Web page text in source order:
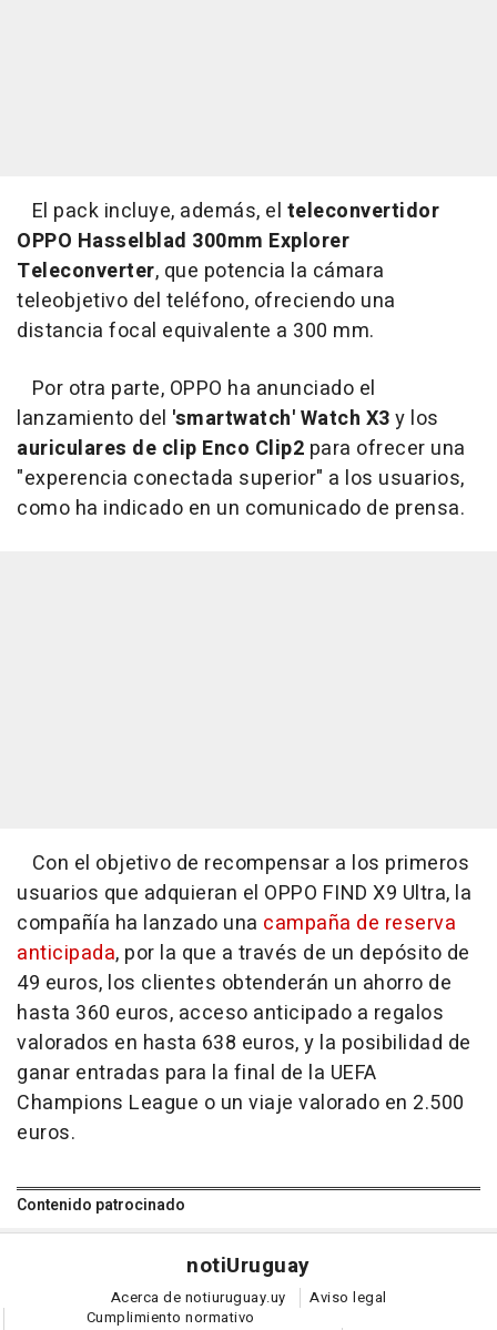
El pack incluye, además, el teleconvertidor
OPPO Hasselblad 300mm Explorer
Teleconverter, que potencia la cámara
teleobjetivo del teléfono, ofreciendo una
distancia focal equivalente a 300 mm.
Por otra parte, OPPO ha anunciado el
lanzamiento del 'smartwatch' Watch X3y los
auriculares de clip Enco Clip2 para ofrecer una
"experencia conectada superior" a los usuarios,
como ha indicado en un comunicado de prensa.
Con el objetivo de recompensar a los primeros
usuarios que adquieran el OPPO FIND X9 Ultra, la
compañía ha lanzado una campaña de reserva
anticipada, por la que a través de un depósito de
49 euros, los clientes obtenderán un ahorro de
hasta 360 euros, acceso anticipado a regalos
valorados en hasta 638 euros, y la posibilidad de
ganar entradas para la final de la UEFA
Champions League o un viaje valorado en 2.500
euros.
Contenido patrocinado
notiUruguay
Acerca de notiuruguay.uy
Aviso legal
Cumplimiento normativo